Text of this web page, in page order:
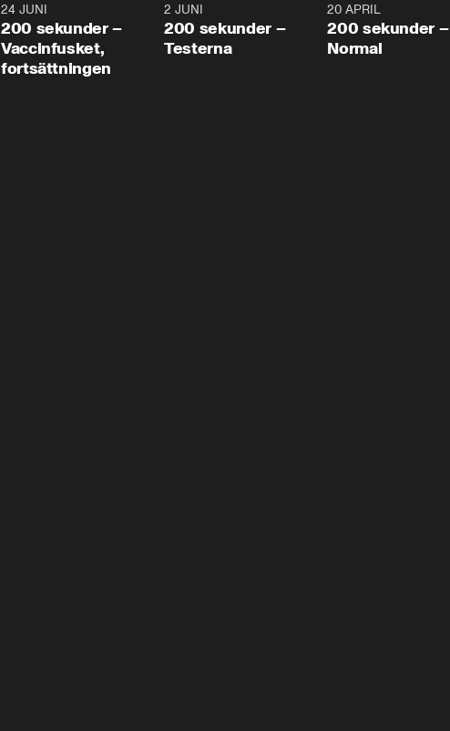
5:00
24 JUNI
200 sekunder –
Vaccinfusket,
fortsättningen
4:23
2 JUNI
200 sekunder –
Testerna
20 APRIL
200 sekunder –
Normal